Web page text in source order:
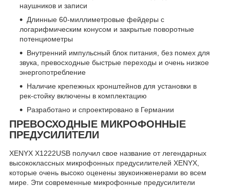
наушников и записи
Длинные 60-миллиметровые фейдеры с
логарифмическим конусом и закрытые поворотные
потенциометры
Внутренний импульсный блок питания, без помех для
звука, превосходные быстрые переходы и очень низкое
энергопотребление
Наличие крепежных кронштейнов для установки в
рек-стойку включены в комплектацию
Разработано и спроектировано в Германии
ПРЕВОСХОДНЫЕ МИКРОФОННЫЕ
ПРЕДУСИЛИТЕЛИ
XENYX X1222USB получил свое название от легендарных
высококлассных микрофонных предусилителей XENYX,
которые очень высоко оценены звукоинженерами во всем
мире. Эти современные микрофонные предусилители